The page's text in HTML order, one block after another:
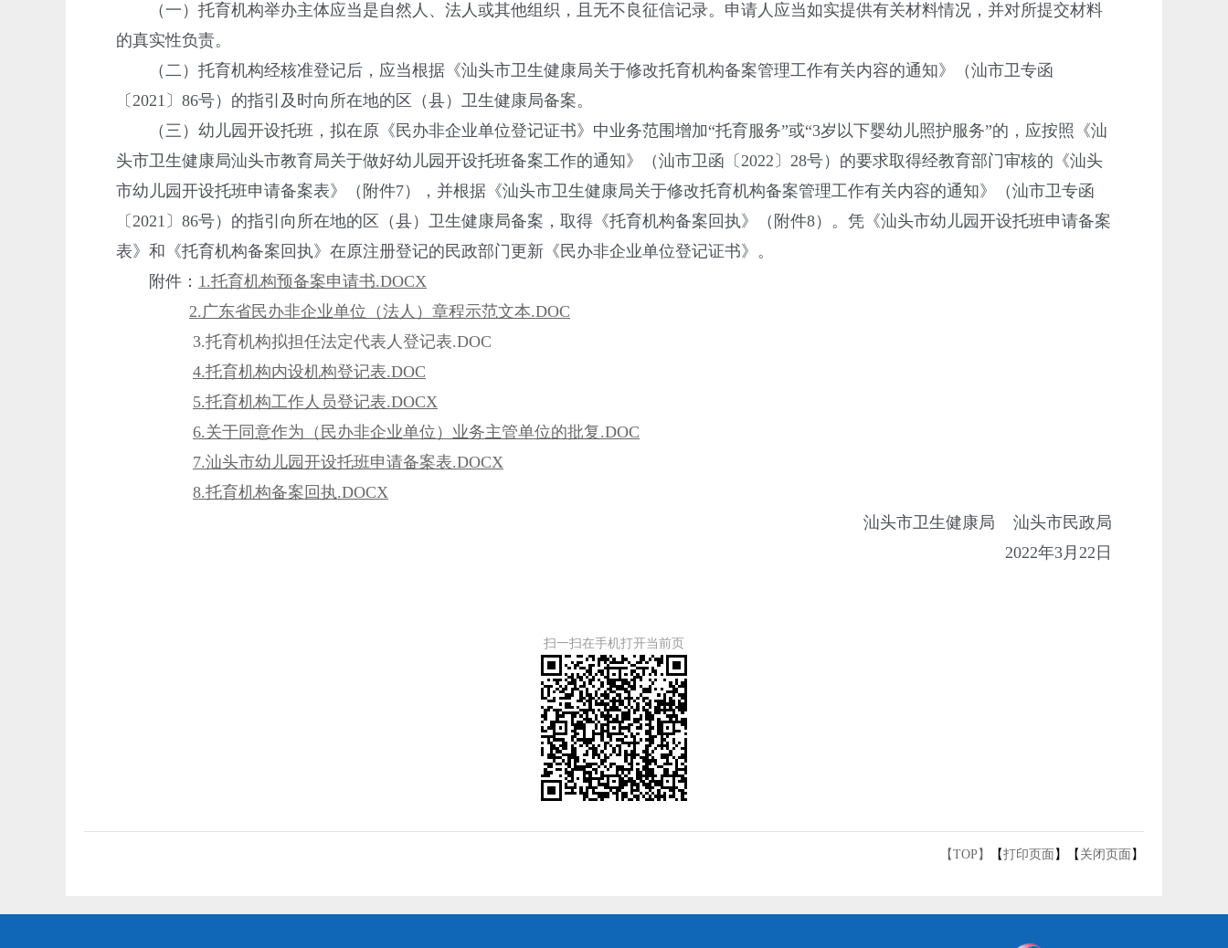
（一）托育机构举办主体应当是自然人、法人或其他组织，且无不良征信记录。申请人应当如实提供有关材料情况，并对所提交材料
的真实性负责。
（二）托育机构经核准登记后，应当根据《汕头市卫生健康局关于修改托育机构备案管理工作有关内容的通知》（汕市卫专函
〔2021〕86号）的指引及时向所在地的区（县）卫生健康局备案。
（三）幼儿园开设托班，拟在原《民办非企业单位登记证书》中业务范围增加“托育服务”或“3岁以下婴幼儿照护服务”的，应按照《汕
头市卫生健康局汕头市教育局关于做好幼儿园开设托班备案工作的通知》（汕市卫函〔2022〕28号）的要求取得经教育部门审核的《汕头
市幼儿园开设托班申请备案表》（附件7），并根据《汕头市卫生健康局关于修改托育机构备案管理工作有关内容的通知》（汕市卫专函
〔2021〕86号）的指引向所在地的区（县）卫生健康局备案，取得《托育机构备案回执》（附件8）。凭《汕头市幼儿园开设托班申请备案
表》和《托育机构备案回执》在原注册登记的民政部门更新《民办非企业单位登记证书》。
附件： 1.托育机构预备案申请书.DOCX
2.广东省民办非企业单位（法人）章程示范文本.DOC
3.托育机构拟担任法定代表人登记表.DOC
4.托育机构内设机构登记表.DOC
5.托育机构工作人员登记表.DOCX
6.关于同意作为（民办非企业单位）业务主管单位的批复.DOC
7.汕头市幼儿园开设托班申请备案表.DOCX
8.托育机构备案回执.DOCX
汕头市卫生健康局 汕头市民政局
2022年3月22日
扫一扫在手机打开当前页
【TOP】 【打印页面 】【 关闭页面 】